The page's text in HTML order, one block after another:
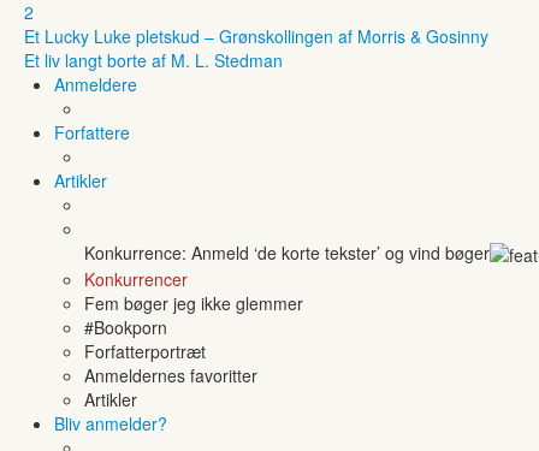
2
Et Lucky Luke pletskud – Grønskollingen af Morris & Gosinny
Et liv langt borte af M. L. Stedman
Anmeldere
Forfattere
Artikler
Konkurrence: Anmeld ‘de korte tekster’ og vind bøger
Konkurrencer
Fem bøger jeg ikke glemmer
#Bookporn
Forfatterportræt
Anmeldernes favoritter
Artikler
Bliv anmelder?